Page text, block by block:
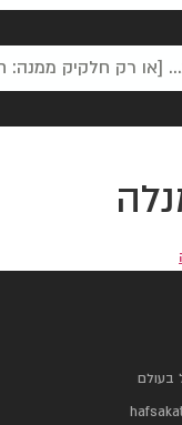
בעולם